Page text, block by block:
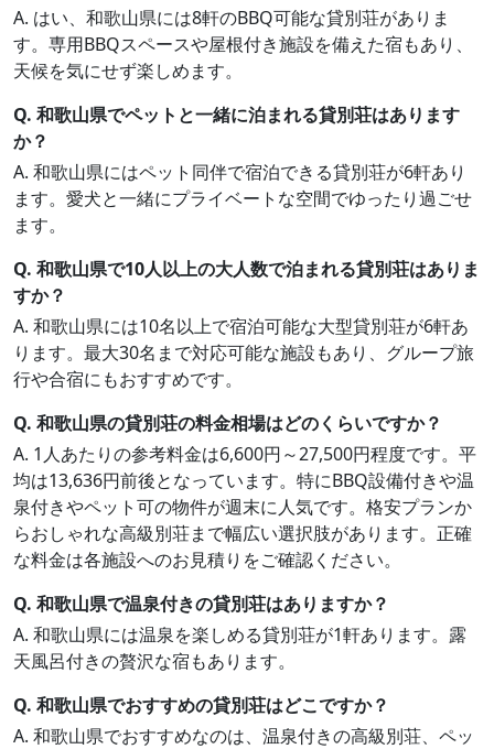
A. はい、和歌山県には8軒のBBQ可能な貸別荘がありま
す。専用BBQスペースや屋根付き施設を備えた宿もあり、
天候を気にせず楽しめます。
Q. 和歌山県でペットと一緒に泊まれる貸別荘はあります
か？
A. 和歌山県にはペット同伴で宿泊できる貸別荘が6軒あり
ます。愛犬と一緒にプライベートな空間でゆったり過ごせ
ます。
Q. 和歌山県で10人以上の大人数で泊まれる貸別荘はありま
すか？
A. 和歌山県には10名以上で宿泊可能な大型貸別荘が6軒あ
ります。最大30名まで対応可能な施設もあり、グループ旅
行や合宿にもおすすめです。
Q. 和歌山県の貸別荘の料金相場はどのくらいですか？
A. 1人あたりの参考料金は6,600円～27,500円程度です。平
均は13,636円前後となっています。特にBBQ設備付きや温
泉付きやペット可の物件が週末に人気です。格安プランか
らおしゃれな高級別荘まで幅広い選択肢があります。正確
な料金は各施設へのお見積りをご確認ください。
Q. 和歌山県で温泉付きの貸別荘はありますか？
A. 和歌山県には温泉を楽しめる貸別荘が1軒あります。露
天風呂付きの贅沢な宿もあります。
Q. 和歌山県でおすすめの貸別荘はどこですか？
A. 和歌山県でおすすめなのは、温泉付きの高級別荘、ペッ